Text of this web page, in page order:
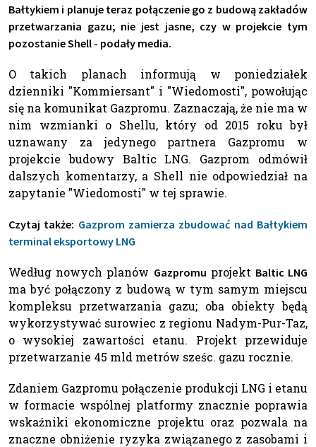
Bałtykiem i planuje teraz połączenie go z budową zakładów
przetwarzania gazu; nie jest jasne, czy w projekcie tym
pozostanie Shell - podały media.
O takich planach informują w poniedziałek
dzienniki "Kommiersant" i "Wiedomosti", powołując
się na komunikat Gazpromu. Zaznaczają, że nie ma w
nim wzmianki o Shellu, który od 2015 roku był
uznawany za jedynego partnera Gazpromu w
projekcie budowy Baltic LNG. Gazprom odmówił
dalszych komentarzy, a Shell nie odpowiedział na
zapytanie "Wiedomosti" w tej sprawie.
Czytaj także: Gazprom zamierza zbudować nad Bałtykiem
terminal eksportowy LNG
Według nowych planów Gazpromu projekt Baltic LNG
ma być połączony z budową w tym samym miejscu
kompleksu przetwarzania gazu; oba obiekty będą
wykorzystywać surowiec z regionu Nadym-Pur-Taz,
o wysokiej zawartości etanu. Projekt przewiduje
przetwarzanie 45 mld metrów sześc. gazu rocznie.
Zdaniem Gazpromu połączenie produkcji LNG i etanu
w formacie wspólnej platformy znacznie poprawia
wskaźniki ekonomiczne projektu oraz pozwala na
znaczne obniżenie ryzyka związanego z zasobami i